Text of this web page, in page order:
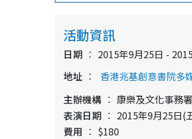
活動資訊
日期
2015年9月25日 -
地址
香港兆基創意書院多
主辦機構
康樂及文化事務
表演日期
2015年9月25日(
費用
$180